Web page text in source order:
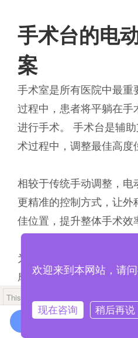
手术台的电
案
手术室是所有医院中最
过程中，患者将平躺在
进行手术。 手术台是辅
术过程中，调整最佳高度
相较于传统手动调整，
更精准的控制方式，让
佳位置，提升整体手术效
为了追求更卓越的手术台
摩讯（TiMOTION）以专
领先业界。 作为该领域
摩讯（TiMOTION）与其
是优越的技术实力，还有
This mobile site is designed for
5.0+ devices.
欢迎来到本网站，请
现在咨询
稍后再说
在线